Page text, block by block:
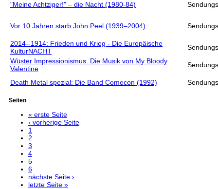
"Meine Achtziger!" – die Nacht (1980-84)
Vor 10 Jahren starb John Peel (1939–2004)
2014--1914: Frieden und Krieg - Die Europäische
KulturNACHT
Wüster Impressionismus. Die Musik von My Bloody
Valentine
Death Metal spezial: Die Band Comecon (1992)
Seiten
« erste Seite
‹ vorherige Seite
1
2
3
4
5
6
nächste Seite ›
letzte Seite »